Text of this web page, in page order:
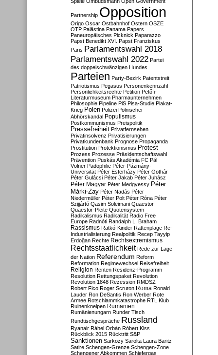
Partnership Opposition
Origo Oscar Ostbahnhof Ostern OSZE
OTP Palästina Panama Papers
Paneuropäisches Picknick Paparazzo
Papst Benedikt XVI. Papst Franziskus
Paris Parlamentswahl 2018
Parlamentswahl 2022 Partei
des doppelschwänzigen Hundes
Parteien Party-Bezirk Patentstreit
Patriotismus Pegasus Personenkennzahl
Persönlichkeitsrechte Petition Petőfi-
Literaturmuseum Pharmaunternehmen
Philosophie Pipeline PiS Pisa-Studie Plakat-
Krieg Polen Polizei Polnischer
Abhörskandal Populismus
Postkommunismus Preispolitik
Pressefreiheit Privatfernsehen
Privatinsolvenz Privatisierungen
Privatkundenbank Prognose Propaganda
Prostitution Protektionismus Protest
Prozess Prozesse Präsidentschaftswahl
Prävention Puskás Akadémia FC Pál
Völner Pädophilie Péter-Pázmány-
Universität Péter Esterházy Péter Gothár
Péter Gulácsi Péter Jakab Péter Juhász
Péter Magyar Péter Medgyessy Péter
Márki-Zay Péter Nadás Péter
Niedermüller Péter Polt Péter Róna Péter
Szijjártó Qasim Soleimani Quaestor
Quaestor-Pleite Quotensystem
Radikalismus Radikalität Radio Free
Europe Radnóti Randalph L. Braham
Rassismus Ratkó-Kinder Rattenplage Re-
Industrialisierung Realpolitik Recep Tayyip
Erdoğan Rechte Rechtsextremismus
Rechtsstaatlichkeit Rede zur Lage
der Nation Referendum Reform
Reformation Regimewechsel Reisefreiheit
Religion Renten Residenz-Programm
Resolution Rettungspaket Revolution
Revolution 1848 Rezession RMDSZ
Robert Fico Roger Scruton Roma Ronald
Lauder Ron DeSantis Ron Werber Rote
Armee Rotschlammkatastrophe RTL Klub
Ruinenkneipen Rumänien
Rumänienungarn Runder Tisch
Rundtischgespräche Russland
Ryanair Ráhel Orbán Róbert Kiss
Rückblick 2015 Rücktritt S&P
Sanktionen Sarkozy Sarolta Laura Baritz
Satire Schengen-Grenze Schengen-Zone
Schengener Abkommen Schiefergas